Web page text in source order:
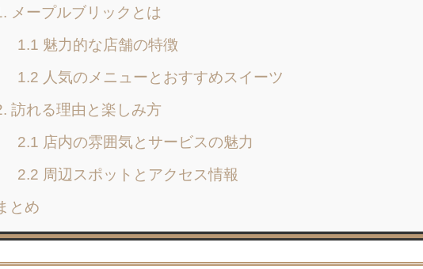
メープルブリックとは
1.1 魅力的な店舗の特徴
1.2 人気のメニューとおすすめスイーツ
訪れる理由と楽しみ方
2.1 店内の雰囲気とサービスの魅力
2.2 周辺スポットとアクセス情報
とめ